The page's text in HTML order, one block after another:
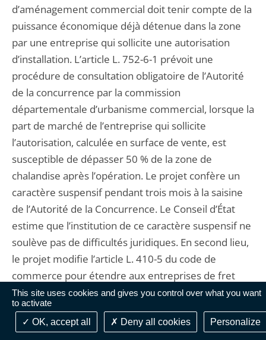
This site uses cookies and gives you control over what you want
to activate
OK, accept all
Deny all cookies Personalize
d’aménagement commercial doit tenir compte de la
puissance économique déjà détenue dans la zone
par une entreprise qui sollicite une autorisation
d’installation. L’article L. 752-6-1 prévoit une
procédure de consultation obligatoire de l’Autorité
de la concurrence par la commission
départementale d’urbanisme commercial, lorsque la
part de marché de l’entreprise qui sollicite
l’autorisation, calculée en surface de vente, est
susceptible de dépasser 50 % de la zone de
chalandise après l’opération. Le projet confère un
caractère suspensif pendant trois mois à la saisine
de l’Autorité de la Concurrence. Le Conseil d’État
estime que l’institution de ce caractère suspensif ne
soulève pas de difficultés juridiques. En second lieu,
le projet modifie l’article L. 410-5 du code de
commerce pour étendre aux entreprises de fret
maritime et aux transitaires la liste des opérateurs
économiques participant, dans les collectivités
relevant de l'article 73 de la Constitution et dans les